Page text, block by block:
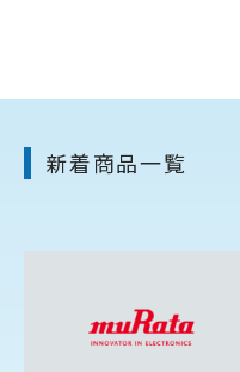
新着商品一覧